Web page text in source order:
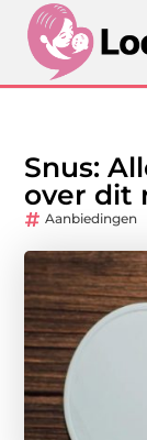
Snus:
over dit
Aanbiedingen